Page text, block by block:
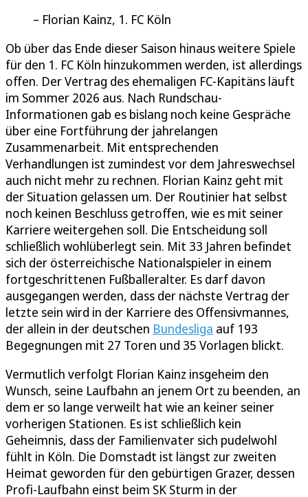
Florian Kainz, 1. FC Köln
Ob über das Ende dieser Saison hinaus weitere Spiele
für den 1. FC Köln hinzukommen werden, ist allerdings
offen. Der Vertrag des ehemaligen FC-Kapitäns läuft
im Sommer 2026 aus. Nach Rundschau-
Informationen gab es bislang noch keine Gespräche
über eine Fortführung der jahrelangen
Zusammenarbeit. Mit entsprechenden
Verhandlungen ist zumindest vor dem Jahreswechsel
auch nicht mehr zu rechnen. Florian Kainz geht mit
der Situation gelassen um. Der Routinier hat selbst
noch keinen Beschluss getroffen, wie es mit seiner
Karriere weitergehen soll. Die Entscheidung soll
schließlich wohlüberlegt sein. Mit 33 Jahren befindet
sich der österreichische Nationalspieler in einem
fortgeschrittenen Fußballeralter. Es darf davon
ausgegangen werden, dass der nächste Vertrag der
letzte sein wird in der Karriere des Offensivmannes,
der allein in der deutschen Bundesliga auf 193
Begegnungen mit 27 Toren und 35 Vorlagen blickt.
Vermutlich verfolgt Florian Kainz insgeheim den
Wunsch, seine Laufbahn an jenem Ort zu beenden, an
dem er so lange verweilt hat wie an keiner seiner
vorherigen Stationen. Es ist schließlich kein
Geheimnis, dass der Familienvater sich pudelwohl
fühlt in Köln. Die Domstadt ist längst zur zweiten
Heimat geworden für den gebürtigen Grazer, dessen
Profi-Laufbahn einst beim SK Sturm in der